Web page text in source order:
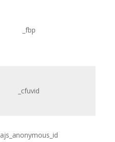
_fbp
_cfuvid
ajs_anonymous_id